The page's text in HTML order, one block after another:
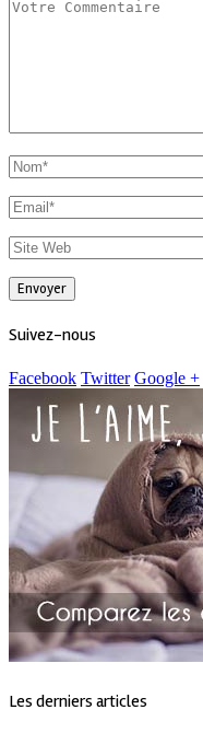
Suivez-nous
Facebook Twitter Google +
Les derniers articles